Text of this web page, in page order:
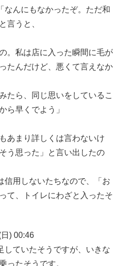
なんにもなかったぞ。ただ和
言うと、
。私は店に入った瞬間に毛が
たんだけど、悪くて言えなか
たら、同じ思いをしているこ
ら早くでよう」
あまり詳しくは言わないけ
う思った」と言い出したの
信用しないたちなので、「お
て、トイレにわざと入ったそ
) 00:46
していたそうですが、いきな
ったそうです。